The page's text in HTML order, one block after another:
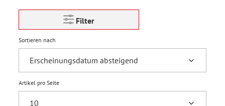
Filter
Sortieren nach
Artikel pro Seite